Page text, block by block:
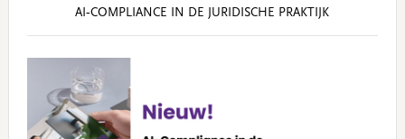
AI‑COMPLIANCE IN DE JURIDISCHE PRAKTIJK